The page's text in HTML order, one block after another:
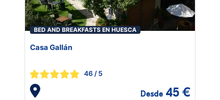
BED AND BREAKFASTS EN HUESCA
Casa Gallán
46 / 5
Desde 45 €